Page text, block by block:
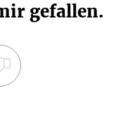
gefallen.